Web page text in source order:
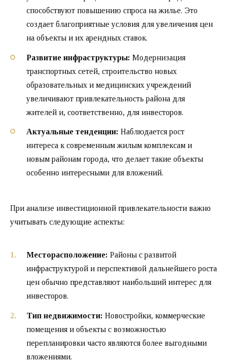
способствуют повышению спроса на жилье. Это
создает благоприятные условия для увеличения цен
на объекты и их арендных ставок.
Развитие инфраструктуры: Модернизация
транспортных сетей, строительство новых
образовательных и медицинских учреждений
увеличивают привлекательность района для
жителей и, соответственно, для инвесторов.
Актуальные тенденции: Наблюдается рост
интереса к современным жилым комплексам и
новым районам города, что делает такие объекты
особенно интересными для вложений.
При анализе инвестиционной привлекательности важно
учитывать следующие аспекты:
Месторасположение: Районы с развитой
инфраструктурой и перспективой дальнейшего роста
цен обычно представляют наибольший интерес для
инвесторов.
Тип недвижимости: Новостройки, коммерческие
помещения и объекты с возможностью
перепланировки часто являются более выгодными
вложениями.